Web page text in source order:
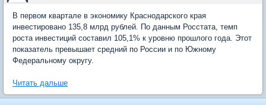
В первом квартале в экономику Краснодарского края
инвестировано 135,8 млрд рублей. По данным Росстата, темп
роста инвестиций составил 105,1% к уровню прошлого года. Этот
показатель превышает средний по России и по Южному
Федеральному округу.
Читать дальше